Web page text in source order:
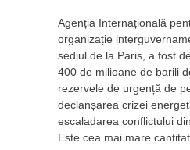
Agenția Internațională
organizație
sediul de la Paris, a fost
400 de milioane de barili
rezervele de urgență de
declanșarea crizei
escaladarea conflictului
Este cea mai mare